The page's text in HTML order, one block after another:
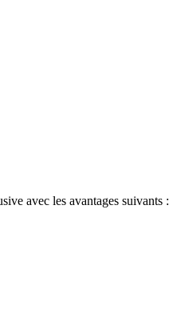
avec les avantages suivants :